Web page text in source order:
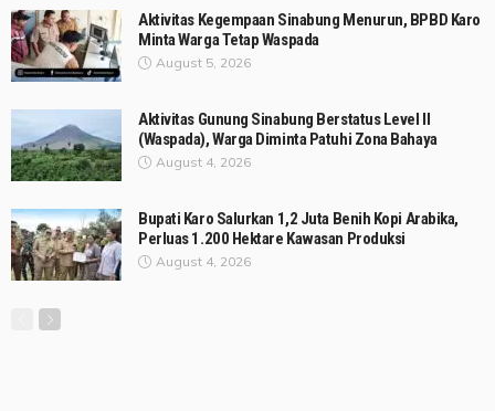
Aktivitas Kegempaan Sinabung Menurun, BPBD Karo
Minta Warga Tetap Waspada
August 5, 2026
Aktivitas Gunung Sinabung Berstatus Level II
(Waspada), Warga Diminta Patuhi Zona Bahaya
August 4, 2026
Bupati Karo Salurkan 1,2 Juta Benih Kopi Arabika,
Perluas 1.200 Hektare Kawasan Produksi
August 4, 2026